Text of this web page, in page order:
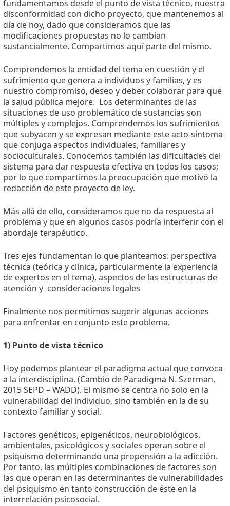
fundamentamos desde el punto de vista técnico, nuestra
disconformidad con dicho proyecto, que mantenemos al
día de hoy, dado que consideramos que las
modificaciones propuestas no lo cambian
sustancialmente. Compartimos aquí parte del mismo.
Comprendemos la entidad del tema en cuestión y el
sufrimiento que genera a individuos y familias, y es
nuestro compromiso, deseo y deber colaborar para que
la salud pública mejore. Los determinantes de las
situaciones de uso problemático de sustancias son
múltiples y complejos. Comprendemos los sufrimientos
que subyacen y se expresan mediante este acto-síntoma
que conjuga aspectos individuales, familiares y
socioculturales. Conocemos también las dificultades del
sistema para dar respuesta efectiva en todos los casos;
por lo que compartimos la preocupación que motivó la
redacción de este proyecto de ley.
Más allá de ello, consideramos que no da respuesta al
problema y que en algunos casos podría interferir con el
abordaje terapéutico.
Tres ejes fundamentan lo que planteamos: perspectiva
técnica (teórica y clínica, particularmente la experiencia
de expertos en el tema), aspectos de las estructuras de
atención y consideraciones legales
Finalmente nos permitimos sugerir algunas acciones
para enfrentar en conjunto este problema.
1) Punto de vista técnico
Hoy podemos plantear el paradigma actual que convoca
a la interdisciplina. (Cambio de Paradigma N. Szerman,
2015 SEPD – WADD). El mismo se centra no solo en la
vulnerabilidad del individuo, sino también en la de su
contexto familiar y social.
Factores genéticos, epigenéticos, neurobiológicos,
ambientales, psicológicos y sociales operan sobre el
psiquismo determinando una propensión a la adicción.
Por tanto, las múltiples combinaciones de factores son
las que operan en las determinantes de vulnerabilidades
del psiquismo en tanto construcción de éste en la
interrelación psicosocial.